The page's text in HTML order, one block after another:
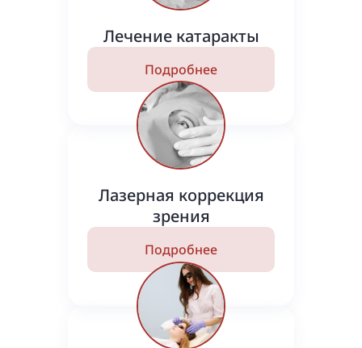
Лечение катаракты
Подробнее
Лазерная коррекция
зрения
Подробнее